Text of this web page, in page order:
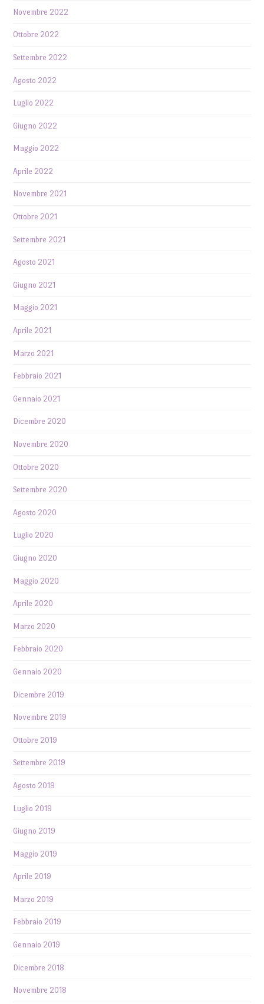
Novembre 2022
Ottobre 2022
Settembre 2022
Agosto 2022
Luglio 2022
Giugno 2022
Maggio 2022
Aprile 2022
Novembre 2021
Ottobre 2021
Settembre 2021
Agosto 2021
Giugno 2021
Maggio 2021
Aprile 2021
Marzo 2021
Febbraio 2021
Gennaio 2021
Dicembre 2020
Novembre 2020
Ottobre 2020
Settembre 2020
Agosto 2020
Luglio 2020
Giugno 2020
Maggio 2020
Aprile 2020
Marzo 2020
Febbraio 2020
Gennaio 2020
Dicembre 2019
Novembre 2019
Ottobre 2019
Settembre 2019
Agosto 2019
Luglio 2019
Giugno 2019
Maggio 2019
Aprile 2019
Marzo 2019
Febbraio 2019
Gennaio 2019
Dicembre 2018
Novembre 2018